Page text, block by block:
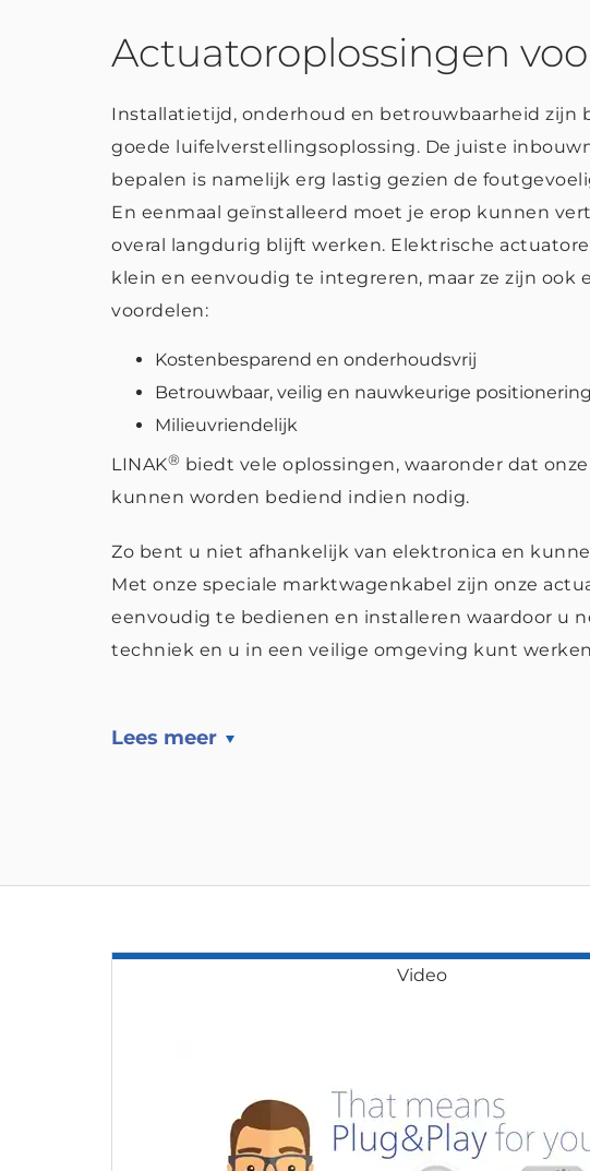
Actuatoroplossingen
Installatietijd, onderhoud en betrouwbaarheid zijn
goede luifelverstellingsoplossing. De juiste
bepalen is namelijk erg lastig gezien de
En eenmaal geïnstalleerd moet je erop kunnen
overal langdurig blijft werken. Elektrische
klein en eenvoudig te integreren, maar ze zijn ook
voordelen:
Kostenbesparend en onderhoudsvrij
Betrouwbaar, veilig en nauwkeurige positionering
Milieuvriendelijk
LINAK® biedt vele oplossingen, waaronder dat
kunnen worden bediend indien nodig.
Zo bent u niet afhankelijk van elektronica en
Met onze speciale marktwagenkabel zijn onze
eenvoudig te bedienen en installeren waardoor u
techniek en u in een veilige omgeving kunt
Lees meer
Video